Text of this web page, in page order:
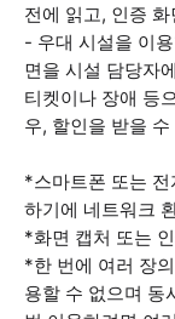
전에 읽고, 인증
- 우대 시설을 이
면을 시설 담당자
티켓이나 장애 등
우, 할인을 받을
*스마트폰 또는
하기에 네트워크
*화면 캡처 또는
*한 번에 여러 장
용할 수 없으며 동